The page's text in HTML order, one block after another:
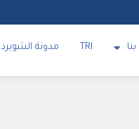
TRI مدونة الشويرد